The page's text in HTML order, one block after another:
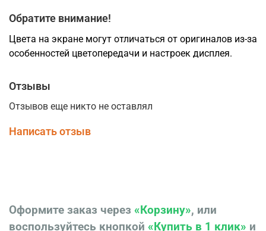
Обратите внимание!
Цвета на экране могут отличаться от оригиналов из-за
особенностей цветопередачи и настроек дисплея.
Отзывы
Отзывов еще никто не оставлял
Написать отзыв
Оформите заказ через «Корзину», или
воспользуйтесь кнопкой «Купить в 1 клик» и